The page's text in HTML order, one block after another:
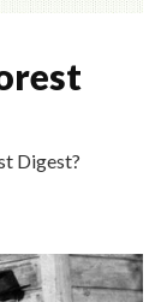
Digest?